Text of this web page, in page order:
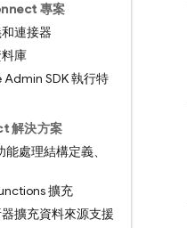
專案
連接器
庫
Admin SDK 執行特
解決方案
處理結構定義、
擴充
擴充資料來源支援